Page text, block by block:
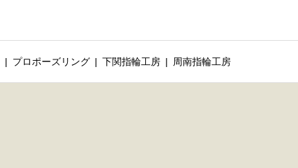
プロポーズリング 下関指輪工房 周南指輪工房